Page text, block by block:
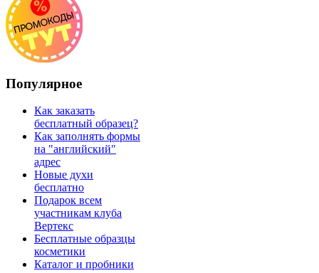
Популярное
Как заказать
бесплатный образец?
Как заполнять формы
на "английский"
адрес
Новые духи
бесплатно
Подарок всем
участникам клуба
Вертекс
Бесплатные образцы
косметики
Каталог и пробники